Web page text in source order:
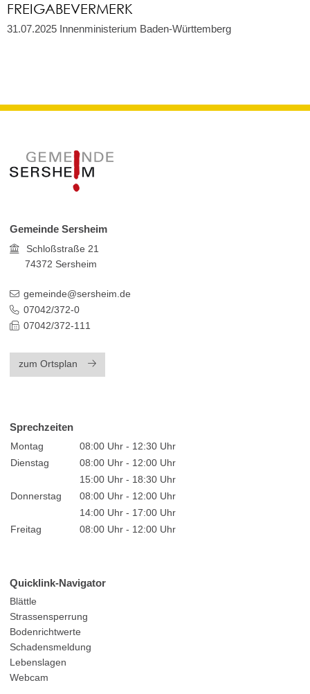
FREIGABEVERMERK
31.07.2025 Innenministerium Baden-Württemberg
Gemeinde Sersheim
Schloßstraße 21
74372 Sersheim
gemeinde@sersheim.de
07042/372-0
07042/372-111
zum Ortsplan
Sprechzeiten
Montag
08:00 Uhr - 12:30 Uhr
Dienstag
08:00 Uhr - 12:00 Uhr
15:00 Uhr - 18:30 Uhr
Donnerstag
08:00 Uhr - 12:00 Uhr
14:00 Uhr - 17:00 Uhr
Freitag
08:00 Uhr - 12:00 Uhr
Quicklink-Navigator
Blättle
Strassensperrung
Bodenrichtwerte
Schadensmeldung
Lebenslagen
Webcam